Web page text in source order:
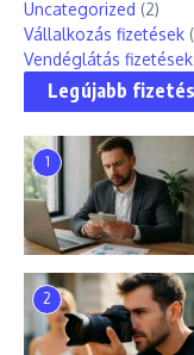
Uncategorized (2)
Vállalkozás fizetések
Vendéglátás fizetések
Legújabb
1
2